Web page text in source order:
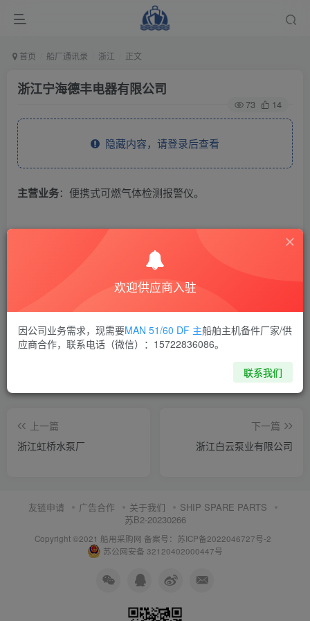
首页 船厂通讯录 浙江 正文
浙江宁海德丰电器有限公司
73 14
隐藏内容，请登录后查看
主营业务：便携式可燃气体检测报警仪。
THE END
喜欢就支持一下吧
上一篇
浙江虹桥水泵厂
下一篇
浙江白云泵业有限公司
友链申请 广告合作 关于我们
SHIP SPARE PARTS
苏B2-20230266
Copyright ©2021 船用采购网 备案号：苏ICP备2022046727号-2
苏公网安备 32120402000447号
欢迎供应商入驻
因公司业务需求，现需要MAN 51/60 DF 主船舶主机备件厂家/供
应商合作，联系电话（微信）：15722836086。
联系我们